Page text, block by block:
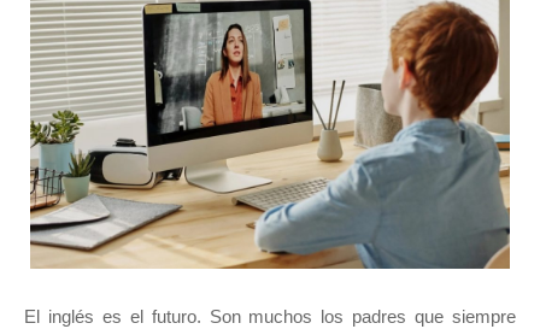
El inglés es el futuro. Son muchos los padres que siempre